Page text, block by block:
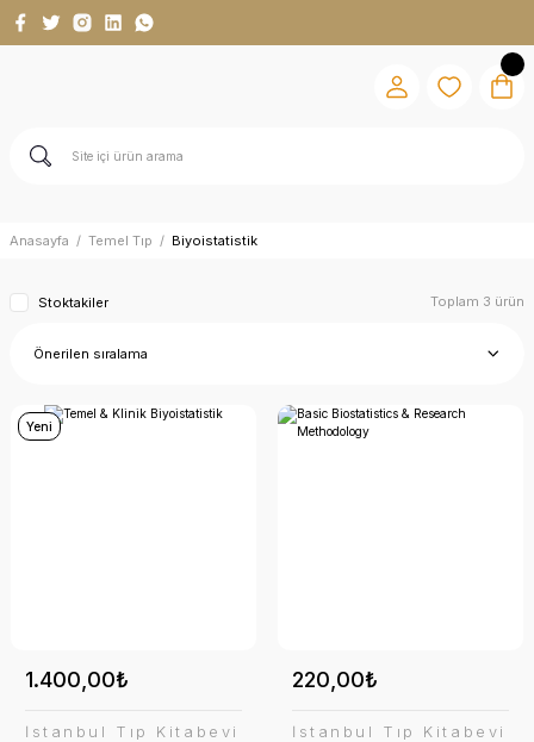
Anasayfa Temel Tıp Biyoistatistik
Stoktakiler Toplam 3 ürün
Yeni
1.400,00₺
İstanbul Tıp Kitabevi
220,00₺
İstanbul Tıp Kitabevi